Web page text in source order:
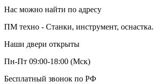
Нас можно найти по адресу
ПМ техно - Станки, инструмент, оснастка.
Наши двери открыты
Пн-Пт 09:00-18:00 (Мск)
Бесплатный звонок по РФ